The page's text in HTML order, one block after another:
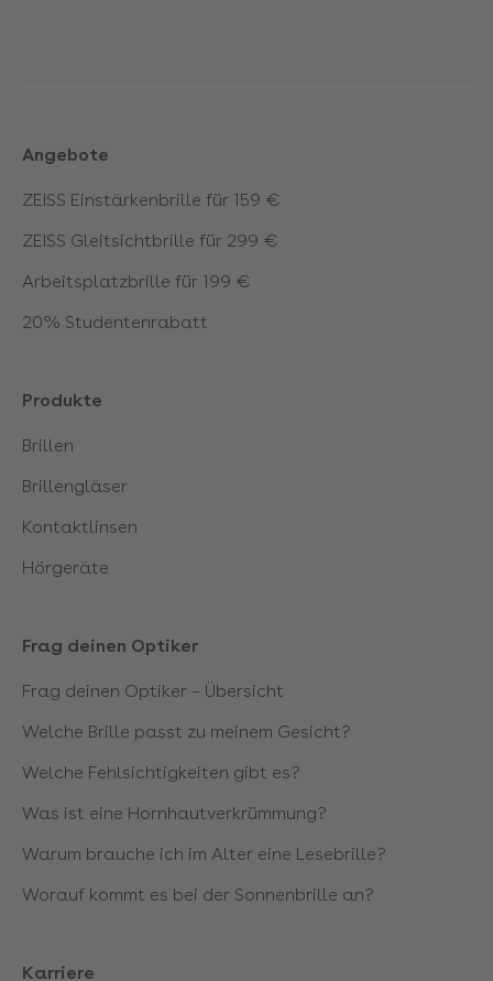
Angebote
ZEISS Einstärkenbrille für 159 €
ZEISS Gleitsichtbrille für 299 €
Arbeitsplatzbrille für 199 €
20% Studentenrabatt
Produkte
Brillen
Brillengläser
Kontaktlinsen
Hörgeräte
Frag deinen Optiker
Frag deinen Optiker – Übersicht
Welche Brille passt zu meinem Gesicht?
Welche Fehlsichtigkeiten gibt es?
Was ist eine Hornhautverkrümmung?
Warum brauche ich im Alter eine Lesebrille?
Worauf kommt es bei der Sonnenbrille an?
Karriere